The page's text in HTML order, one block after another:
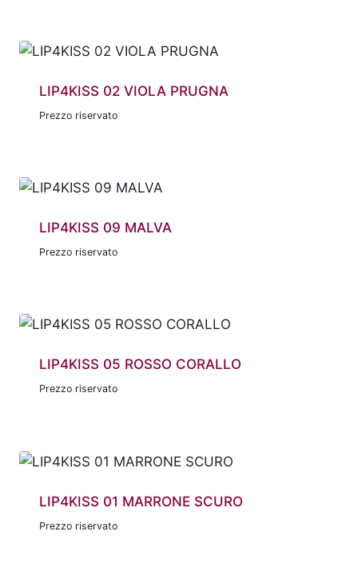
LIP4KISS 02 VIOLA PRUGNA
Prezzo riservato
LIP4KISS 09 MALVA
Prezzo riservato
LIP4KISS 05 ROSSO CORALLO
Prezzo riservato
LIP4KISS 01 MARRONE SCURO
Prezzo riservato